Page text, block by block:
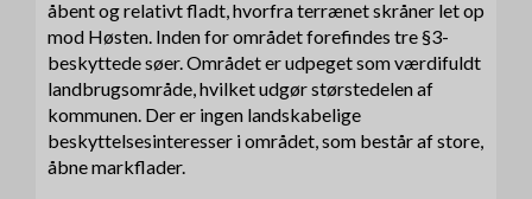
åbent og relativt fladt, hvorfra terrænet skråner let op
mod Høsten. Inden for området forefindes tre §3-
beskyttede søer. Området er udpeget som værdifuldt
landbrugsområde, hvilket udgør størstedelen af
kommunen. Der er ingen landskabelige
beskyttelsesinteresser i området, som består af store,
åbne markflader.